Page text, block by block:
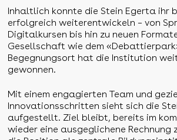
Inhaltlich konnte die Stein Egerta ihr
erfolgreich weiterentwickeln – von
Digitalkursen bis hin zu neuen
Gesellschaft wie dem
Begegnungsort hat die Institution
gewonnen.
Mit einem engagierten Team und
Innovationsschritten sieht sich die
aufgestellt. Ziel bleibt, bereits im
wieder eine ausgeglichene Rechnung